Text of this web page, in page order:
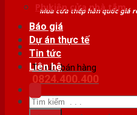
Mua cửa thép hàn quốc giá
Tư vấn bán hàng
0824.400.400
Tìm
Phụ kiện cửa nhà tắm
Báo giá
Dự án thực tế
Tin tức
Liên hệ